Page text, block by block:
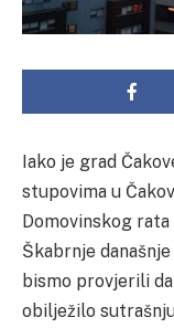
Iako je grad
stupovima u
Domovinskog rata
Škabrnje
bismo provjerili
obilježilo